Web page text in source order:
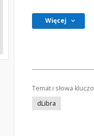
Więcej
Temat i słowa
dLibra